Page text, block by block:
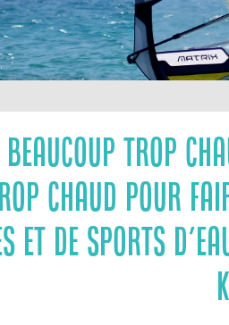
Trop
Chaud Pour
Et De Sports